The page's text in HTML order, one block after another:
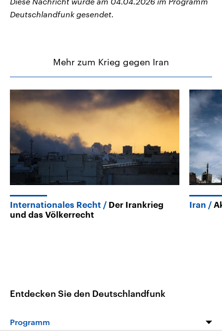
Deutschlandfunk gesendet.
Mehr zum Krieg gegen Iran
Internationales Recht
Der Irankrieg
und das Völkerrecht
Iran
Entdecken Sie den Deutschlandfunk
Programm